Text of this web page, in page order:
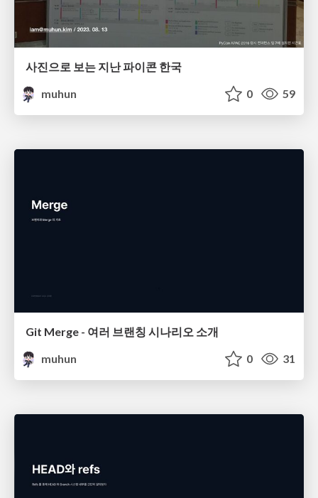
사진으로 보는 지난 파이콘 한국
muhun
0 59
Git Merge - 여러 브랜칭 시나리오 소개
muhun
0 31